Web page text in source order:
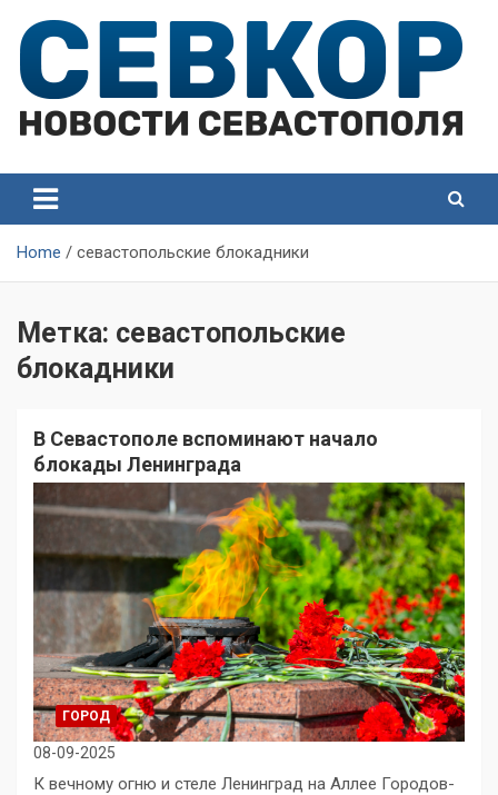
content
Севастополя
Севастополя
Home севастопольские блокадники
Метка: севастопольские
блокадники
В Севастополе вспоминают начало
блокады Ленинграда
ГОРОД
08-09-2025
К вечному огню и стеле Ленинград на Аллее Городов-